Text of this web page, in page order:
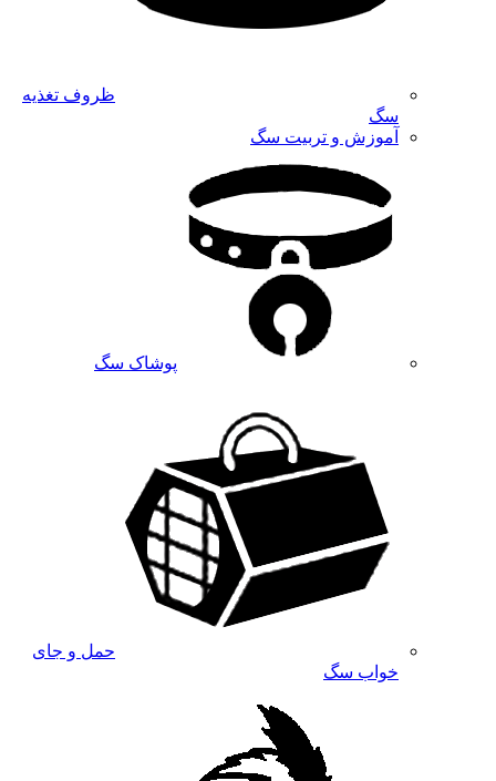
ظروف تغذیه
سگ
آموزش و تربیت سگ
پوشاک سگ
حمل و جای
خواب سگ